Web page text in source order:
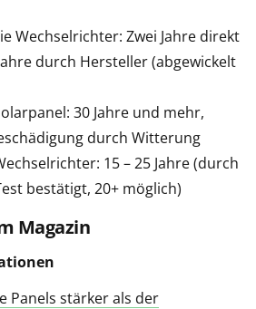
Wechselrichter: Zwei Jahre direkt
durch Hersteller (abgewickelt
30 Jahre und mehr,
durch Witterung
15 – 25 Jahre (durch
bestätigt, 20+ möglich)
Magazin
Panels stärker als der